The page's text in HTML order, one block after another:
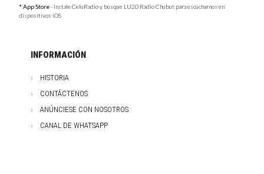
* App Store- Instale CeluRadio y busque LU20 Radio Chubut para escucharnos en
dispositivos iOS
INFORMACIÓN
HISTORIA
CONTÁCTENOS
ANÚNCIESE CON NOSOTROS
CANAL DE WHATSAPP